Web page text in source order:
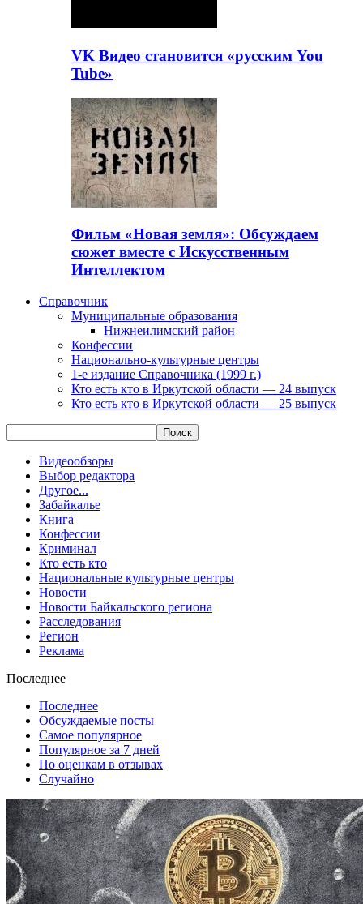
VK Видео становится «русским You
Tube»
Фильм «Новая земля»: Обсуждаем
сюжет вместе с Искусственным
Интеллектом
Справочник
Муниципальные образования
Нижнеилимский район
Конфессии
Национально-культурные центры
1-е издание Справочника (1999 г.)
Кто есть кто в Иркутской области — 24 выпуск
Кто есть кто в Иркутской области — 25 выпуск
Видеообзоры
Выбор редактора
Другое...
Забайкалье
Книга
Конфессии
Криминал
Кто есть кто
Национальные культурные центры
Новости
Новости Байкальского региона
Расследования
Регион
Реклама
Последнее
Последнее
Обсуждаемые посты
Самое популярное
Популярное за 7 дней
По оценкам в отзывах
Случайно